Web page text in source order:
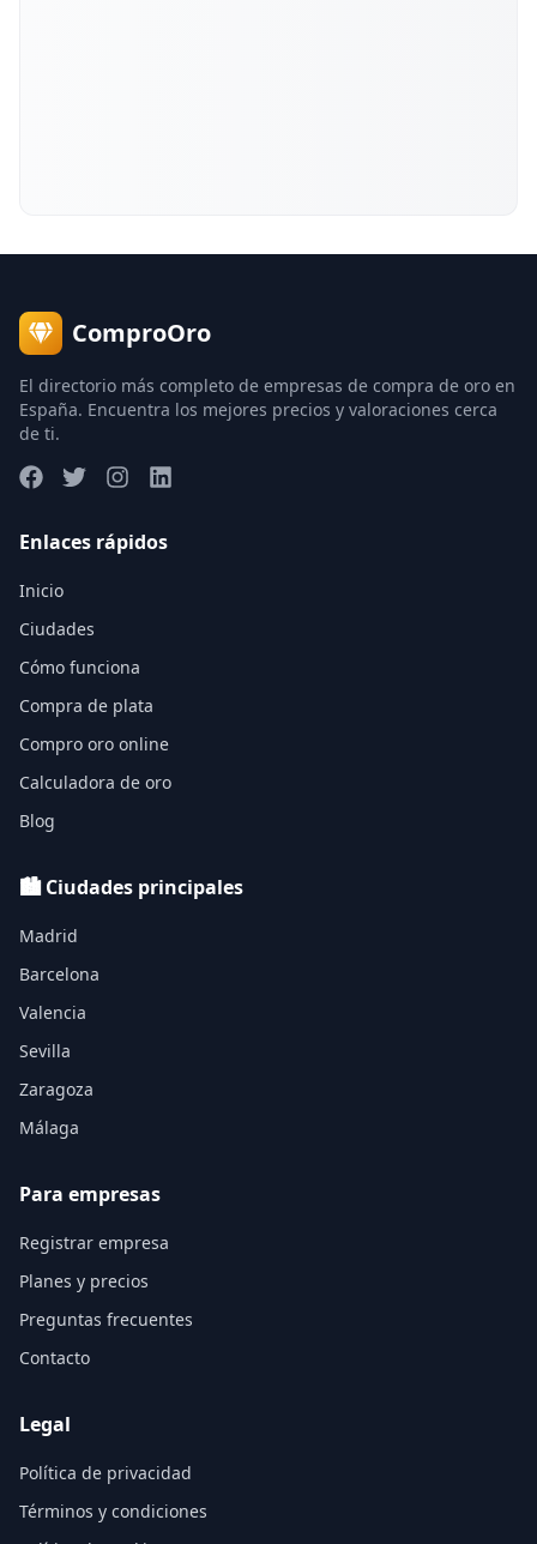
ComproOro
El directorio más completo de empresas de compra de oro en
España. Encuentra los mejores precios y valoraciones cerca
de ti.
Enlaces rápidos
Inicio
Ciudades
Cómo funciona
Compra de plata
Compro oro online
Calculadora de oro
Blog
🏙️ Ciudades principales
Madrid
Barcelona
Valencia
Sevilla
Zaragoza
Málaga
Para empresas
Registrar empresa
Planes y precios
Preguntas frecuentes
Contacto
Legal
Política de privacidad
Términos y condiciones